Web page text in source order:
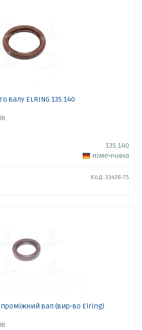
валу ELRING 135.140
135.140
Німеччина
Код: 33438-75
вал (вир-во Elring)